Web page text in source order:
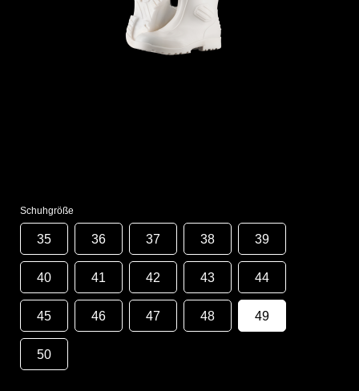
Schuhgröße
35 36 37 38 39
40 41 42 43 44
45 46 47 48 49
50